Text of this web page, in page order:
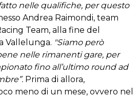
nelle qualifiche, per questo
Andrea Raimondi, team
Team, alla fine del
Vallelunga. "Siamo però
nelle rimanenti gare, per
fino all’ultimo round ad
Prima di allora,
meno di un mese, ovvero nel